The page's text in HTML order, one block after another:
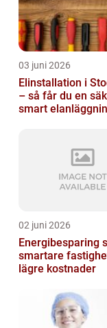
03 juni 2026
Elinstallation i
– så får du en
smart
02 juni 2026
Energibesparing
smartare
lägre kostnader